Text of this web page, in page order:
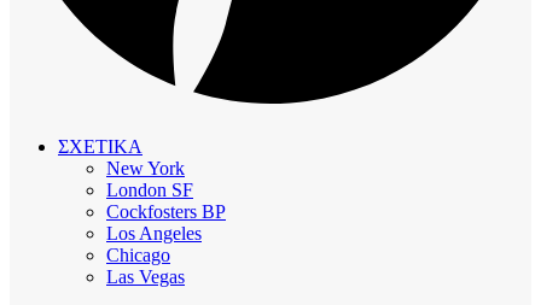
ΣΧΕΤΙΚΑ
New York
London SF
Cockfosters BP
Los Angeles
Chicago
Las Vegas